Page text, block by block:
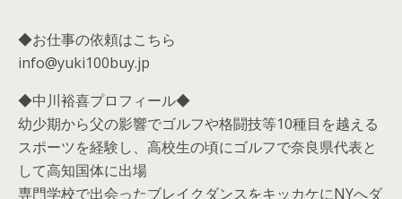
◆お仕事の依頼はこちら
info@yuki100buy.jp
◆中川裕喜プロフィール◆
幼少期から父の影響でゴルフや格闘技等10種目を越える
スポーツを経験し、高校生の頃にゴルフで奈良県代表と
して高知国体に出場
専門学校で出会ったブレイクダンスをキッカケにNYへダ